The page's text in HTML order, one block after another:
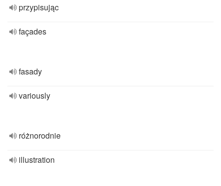
przypisując
façades
fasady
variously
różnorodnie
illustration